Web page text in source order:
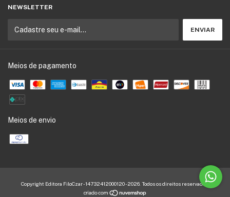
NEWSLETTER
Meios de pagamento
Meios de envio
Copyright Editora FiloCzar - 14732412000120 - 2026. Todos os direitos reservados.